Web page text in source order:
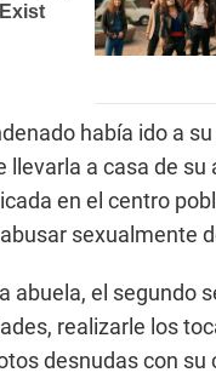
había ido a
a casa de su
en el centro
sexualmente
abuela, el segundo
realizarle los
desnudas con su